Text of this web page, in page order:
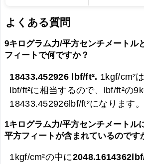
よくある質問
9キログラム力/平方センチメートル
フィートで何ですか？
18433.452926 lbf/ft². 1kgf/cm²
lbf/ft²に相当するので、lbf/ft²の
18433.452926lbf/ft²になります。
1キログラム力/平方センチメートル
平方フィートが含まれているのです
1kgf/cm²の中に